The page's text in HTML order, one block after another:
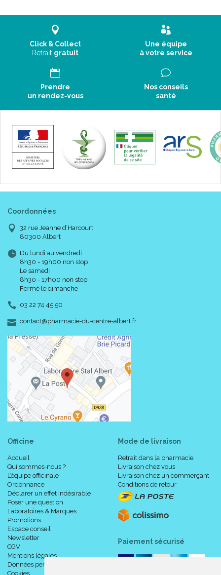
Click & Collect
Retrait gratuit
Une équipe
à votre service
Prendre
un rendez-vous
Nos conseils
santé
Coordonnées
32 rue Jeanne d’Harcourt
80300 Albert
Du lundi au vendredi
8h30 - 19h00 non stop
Le samedi
8h30 - 17h00 non stop
Fermé le dimanche
03 22 74 45 50
contact-
@-
pharmacie-du-centre-albert.fr
Officine
Accueil
Qui sommes-nous ?
L’équipe officinale
Ordonnance
Déclarer un effet indésirable
Poser une question
Laboratoires & Marques
Promotions
Espace conseil
Newsletter
CGV
Mentions légales
Données personnelles
Cookies
Mode de livraison
Retrait dans la pharmacie
Livraison chez vous
Livraison chez un commerçant
Conditions de retour
Paiement sécurisé